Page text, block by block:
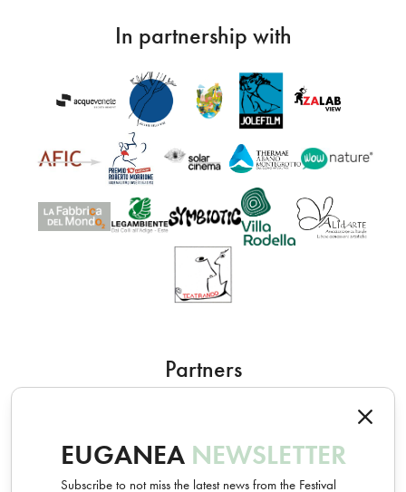
EUGANEA NEWSLETTER
Subscribe to not miss the latest news from the Festival
In partnership with
Partners